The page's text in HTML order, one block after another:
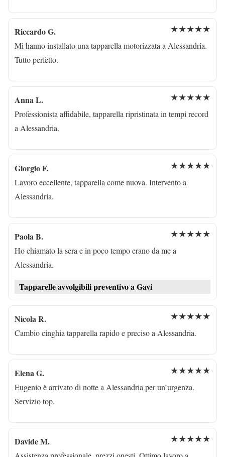
Riccardo G. ★★★★★
Mi hanno installato una tapparella motorizzata a Alessandria.
Tutto perfetto.
Anna L. ★★★★★
Professionista affidabile, tapparella ripristinata in tempi record
a Alessandria.
Giorgio F. ★★★★★
Lavoro eccellente, tapparella come nuova. Intervento a
Alessandria.
Paola B. ★★★★★
Ho chiamato la sera e in poco tempo erano da me a
Alessandria.
Tapparelle avvolgibili preventivo a Gavi
Nicola R. ★★★★★
Cambio cinghia tapparella rapido e preciso a Alessandria.
Elena G. ★★★★★
Eugenio è arrivato di notte a Alessandria per un’urgenza.
Servizio top.
Davide M. ★★★★★